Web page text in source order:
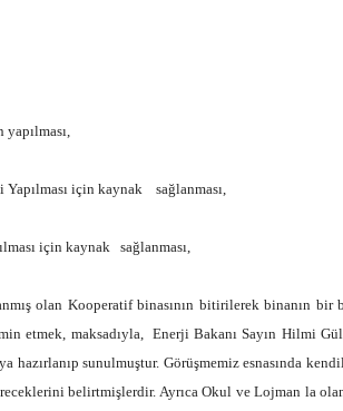
için kaynak sağlanması,
için kaynak sağlanması,
olan Kooperatif binasının bitirilerek binanın
etmek, maksadıyla, Enerji Bakanı Sayın Hilmi
hazırlanıp sunulmuştur. Görüşmemiz esnasında
belirtmişlerdir. Ayrıca Okul ve Lojman la